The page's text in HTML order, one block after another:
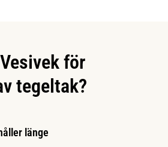
för
tegeltak?
länge